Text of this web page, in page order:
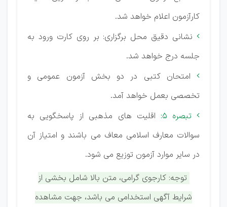
کارآزمون اعلام خواهد شد.
 نشانی دقیق محل برگزاری: بر روی کارت ورود به
جلسه درج خواهد شد.

امتحان کتبی در دو بخش آزمون عمومی و
تخصصی بعمل خواهد آمد.
 تبصره 5:
اقلیت های مذهبی از پاسخگویی به
سوالات معارف اسلامی معاف می باشند و امتیاز آن
در سایر موارد آزمون توزیع می شود.
توجه: کارجوی گرامی، متن بالا شامل بخشی از
شرایط آگهی استخدامی می باشد، جهت مشاهده